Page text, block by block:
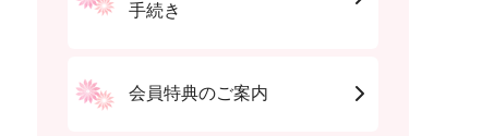
手続き
会員特典のご案内